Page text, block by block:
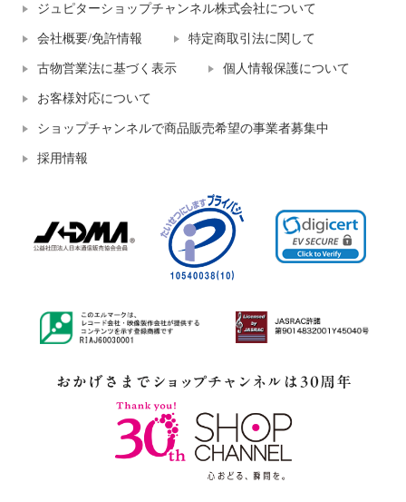
ジュピターショップチャンネル株式会社について
会社概要/免許情報 特定商取引法に関して
古物営業法に基づく表示 個人情報保護について
お客様対応について
ショップチャンネルで商品販売希望の事業者募集中
採用情報